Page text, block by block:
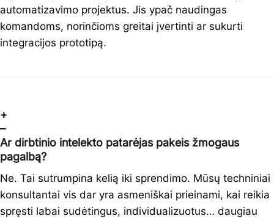
automatizavimo projektus. Jis ypač naudingas
komandoms, norinčioms greitai įvertinti ar sukurti
integracijos prototipą.
+
–
Ar dirbtinio intelekto patarėjas pakeis žmogaus
pagalbą?
Ne. Tai sutrumpina kelią iki sprendimo. Mūsų techniniai
konsultantai vis dar yra asmeniškai prieinami, kai reikia
spręsti labai sudėtingus, individualizuotus… daugiau